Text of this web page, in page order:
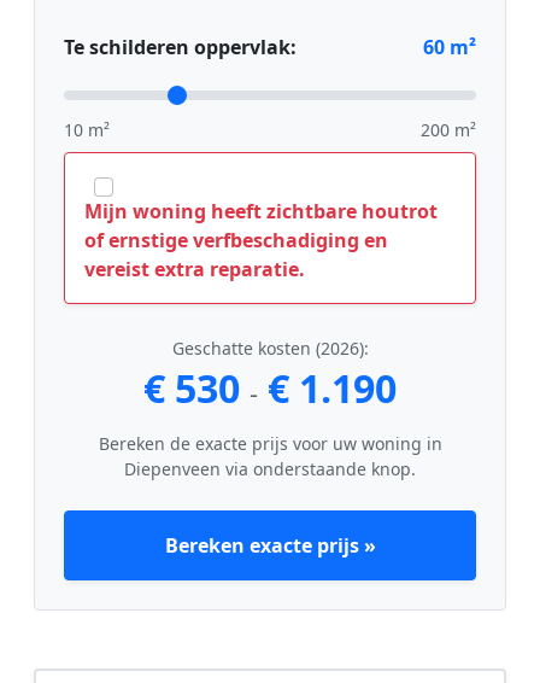
Te schilderen oppervlak: 60 m²
10 m² 200 m²
Mijn woning heeft zichtbare houtrot
of ernstige verfbeschadiging en
vereist extra reparatie.
Geschatte kosten (2026):
€ 530 - € 1.190
Bereken de exacte prijs voor uw woning in
Diepenveen via onderstaande knop.
Bereken exacte prijs »